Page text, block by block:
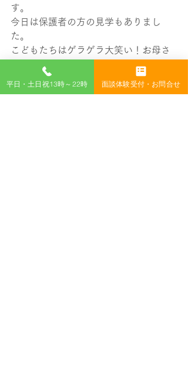
す。
今日は保護者の方の見学もありまし
た。
こどもたちはゲラゲラ大笑い！お母さ
まもうしろで爆笑！
これがりんくう校の国語力アップコー
ス！
平日・土日祝13時～22時 面談体験受付・お問合せ